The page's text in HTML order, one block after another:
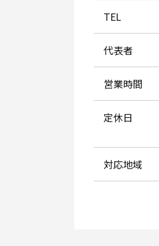
TEL
代表者
営業時間
定休日
対応地域